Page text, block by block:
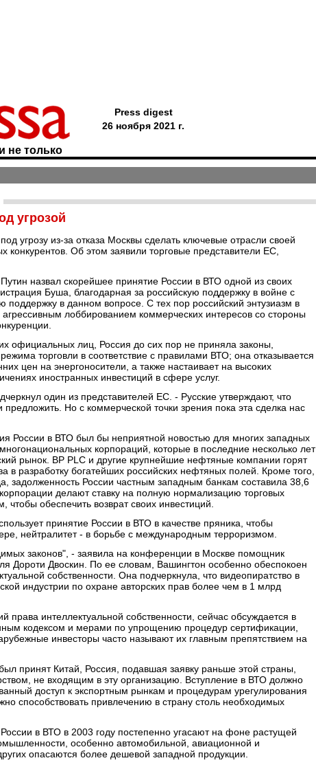
не только
Press digest
26 ноября 2021 г.
угрозой
угрозу из-за отказа Москвы сделать ключевые отрасли своей
конкурентов. Об этом заявили торговые представители ЕС,
назвал скорейшее принятие России в ВТО одной из своих
Буша, благодарная за российскую поддержку в войне с
в данном вопросе. С тех пор российский энтузиазм в
лоббированием коммерческих интересов со стороны
официальных лиц, Россия до сих пор не приняла законы,
торговли в соответствие с правилами ВТО; она отказывается
цен на энергоносители, а также настаивает на высоких
иностранных инвестиций в сфере услуг.
один из представителей ЕС. - Русские утверждают, что
Но с коммерческой точки зрения пока эта сделка нас
России в ВТО был бы неприятной новостью для многих западных
корпораций, которые в последние несколько лет
рынок. BP PLC и другие крупнейшие нефтяные компании горят
в разработку богатейших российских нефтяных полей. Кроме того,
задолженность России частным западным банкам составила 38,6
делают ставку на полную нормализацию торговых
обеспечить возврат своих инвестиций.
принятие России в ВТО в качестве пряника, чтобы
нейтралитет - в борьбе с международным терроризмом.
законов", - заявила на конференции в Москве помощник
Дороти Двоскин. По ее словам, Вашингтон особенно обеспокоен
собственности. Она подчеркнула, что видеопиратство в
индустрии по охране авторских прав более чем в 1 млрд
интеллектуальной собственности, сейчас обсуждается в
кодексом и мерами по упрощению процедур сертификации,
инвесторы часто называют их главным препятствием на
принят Китай, Россия, подавшая заявку раньше этой страны,
не входящим в эту организацию. Вступление в ВТО должно
доступ к экспортным рынкам и процедурам урегулирования
способствовать привлечению в страну столь необходимых
в ВТО в 2003 году постепенно угасают на фоне растущей
особенно автомобильной, авиационной и
опасаются более дешевой западной продукции.